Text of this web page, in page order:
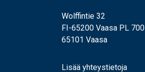
Wolffintie 32
FI-65200 Vaasa PL 700
65101 Vaasa
Lisää yhteystietoja